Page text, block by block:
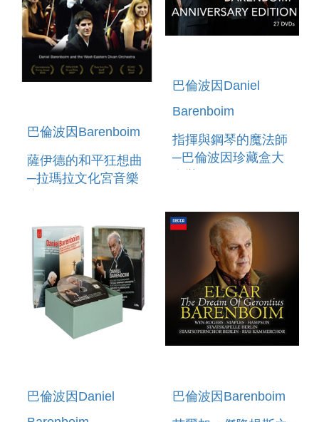
巴倫波因Barenboim
薩伊德的和平狂想曲
─拉瑪拉文化宮音樂
THE BEGINNING &
THE RAMALLAH
CONCERT
巴倫波因Daniel
Barenboim
指揮與鋼琴的魔法師
─巴倫波因珍藏盒大
BARENBOIM
ANNIVERSARY
EDITION 27DVD`
巴倫波因Daniel
巴倫波因Barenboim